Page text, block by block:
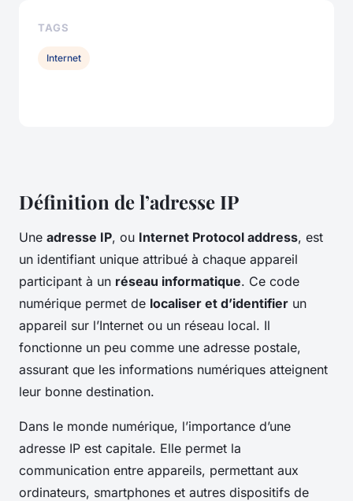
Définition de l’adresse IP
Une adresse IP, ou Internet Protocol address, est
un identifiant unique attribué à chaque appareil
participant à un réseau informatique. Ce code
numérique permet de localiser et d’identifier un
appareil sur l’Internet ou un réseau local. Il
fonctionne un peu comme une adresse postale,
assurant que les informations numériques atteignent
leur bonne destination.
Dans le monde numérique, l’importance d’une
adresse IP est capitale. Elle permet la
communication entre appareils, permettant aux
ordinateurs, smartphones et autres dispositifs de
TAGS
Internet